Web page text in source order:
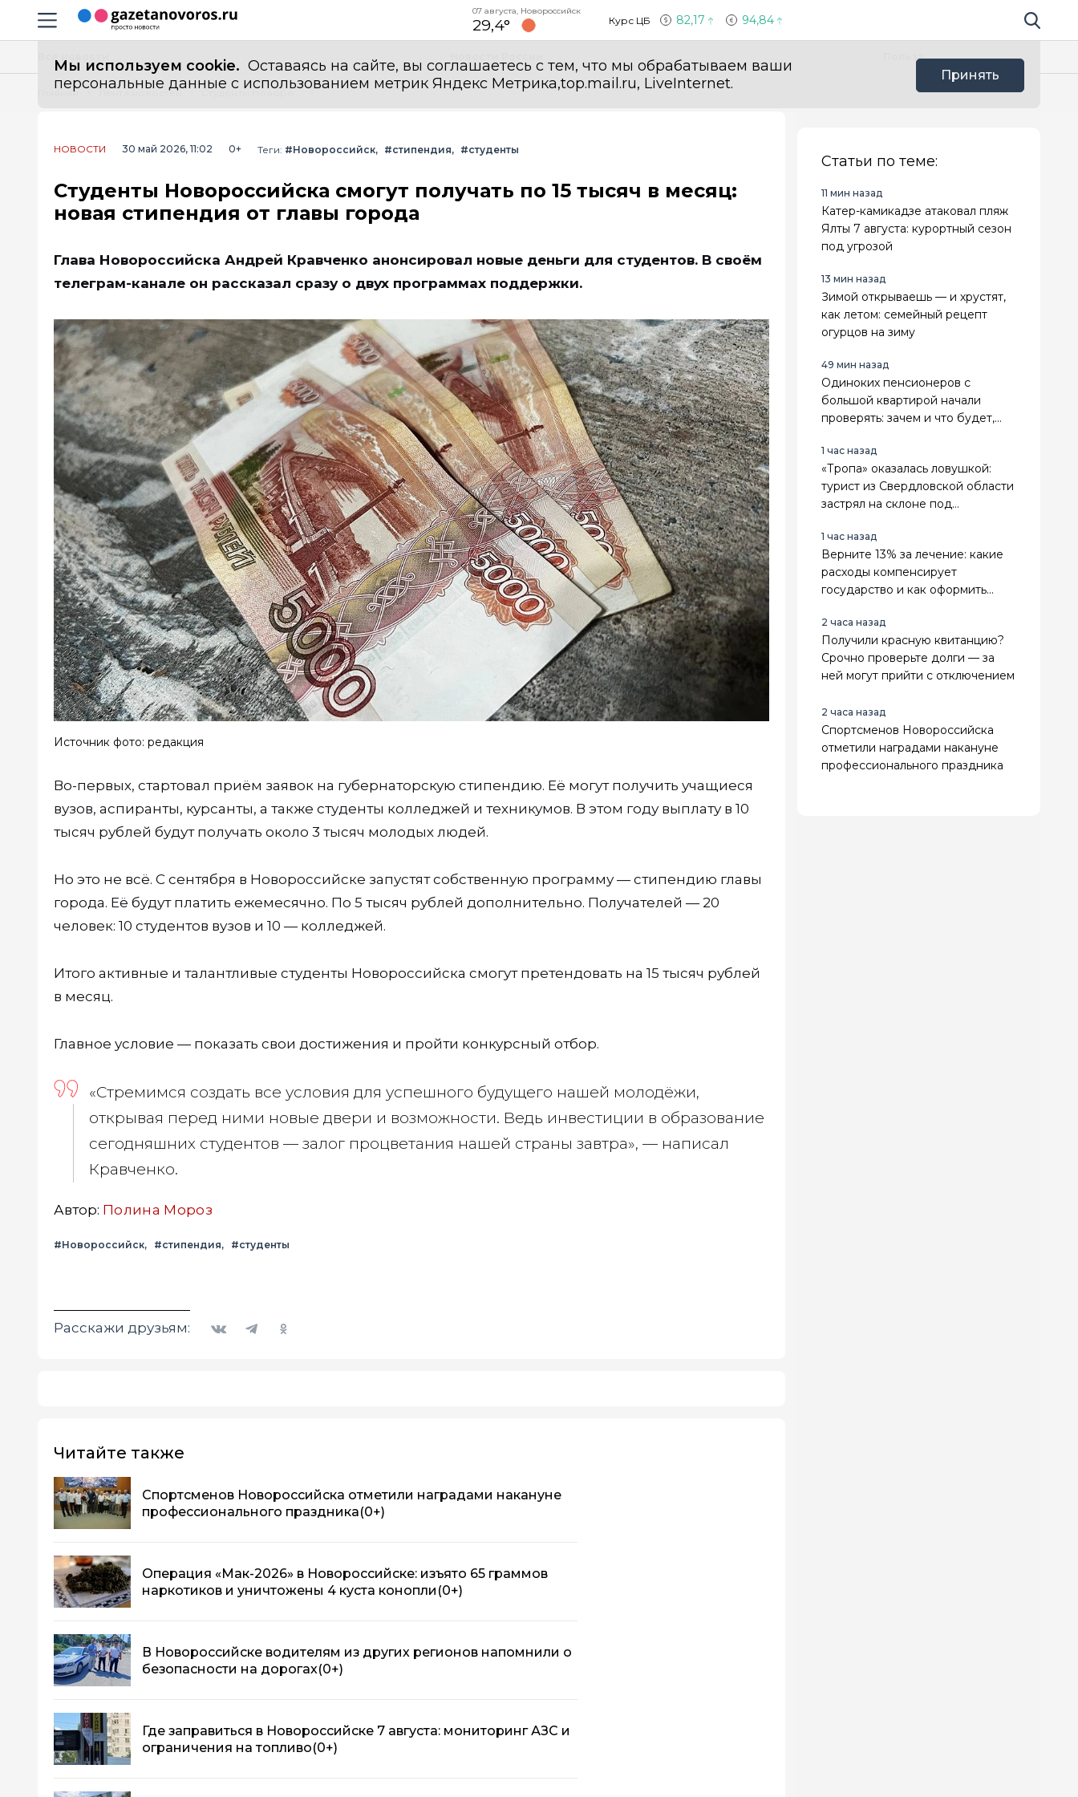
Навигация сайта
07 августа, Новороссийск
29,4° Курс ЦБ 82,17 94,84 Поиск по
Мы используем cookie. Оставаясь на сайте, вы соглашаетесь с тем, что мы обрабатываем ваши
персональные данные с использованием метрик Яндекс Метрика,top.mail.ru, LiveInternet.
Принять
Польза
Главная Лента новостей Студенты Новороссийска смогут получать по 15 тысяч в месяц: новая стипендия от главы города
НОВОСТИ 30 май 2026, 11:02 0+ Теги: #Новороссийск #стипендия #студенты
Студенты Новороссийска смогут получать по 15 тысяч в месяц:
новая стипендия от главы города
Глава Новороссийска Андрей Кравченко анонсировал новые деньги для студентов. В своём
телеграм-канале он рассказал сразу о двух программах поддержки.
Источник фото: редакция
Во-первых, стартовал приём заявок на губернаторскую стипендию. Её могут получить учащиеся
вузов, аспиранты, курсанты, а также студенты колледжей и техникумов. В этом году выплату в 10
тысяч рублей будут получать около 3 тысяч молодых людей.
Но это не всё. С сентября в Новороссийске запустят собственную программу — стипендию главы
города. Её будут платить ежемесячно. По 5 тысяч рублей дополнительно. Получателей — 20
человек: 10 студентов вузов и 10 — колледжей.
Итого активные и талантливые студенты Новороссийска смогут претендовать на 15 тысяч рублей
в месяц.
Главное условие — показать свои достижения и пройти конкурсный отбор.
«Стремимся создать все условия для успешного будущего нашей молодёжи,
открывая перед ними новые двери и возможности. Ведь инвестиции в образование
сегодняшних студентов — залог процветания нашей страны завтра», — написал
Кравченко.
Автор: Полина Мороз
#Новороссийск #стипендия #студенты
Расскажи друзьям:
Читайте также
Спортсменов Новороссийска отметили наградами накануне
профессионального праздника(0+)
Операция «Мак-2026» в Новороссийске: изъято 65 граммов
наркотиков и уничтожены 4 куста конопли (0+)
В Новороссийске водителям из других регионов напомнили о
безопасности на дорогах(0+)
Где заправиться в Новороссийске 7 августа: мониторинг АЗС и
ограничения на топливо(0+)
Статьи по теме:
11 мин назад
Катер-камикадзе атаковал пляж
Ялты 7 августа: курортный сезон
под угрозой
13 мин назад
Зимой открываешь — и хрустят,
как летом: семейный рецепт
огурцов на зиму
49 мин назад
Одиноких пенсионеров с
большой квартирой начали
проверять: зачем и что будет,
1 час назад
«Тропа» оказалась ловушкой:
турист из Свердловской области
застрял на склоне под
1 час назад
Верните 13% за лечение: какие
расходы компенсирует
государство и как оформить
2 часа назад
Получили красную квитанцию?
Срочно проверьте долги — за
ней могут прийти с отключением
2 часа назад
Спортсменов Новороссийска
отметили наградами накануне
профессионального праздника